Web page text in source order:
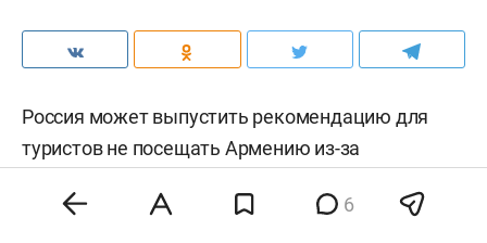
Россия может выпустить рекомендацию для
туристов не посещать Армению из-за
запросам третьих стран. Об этомзаявила
6